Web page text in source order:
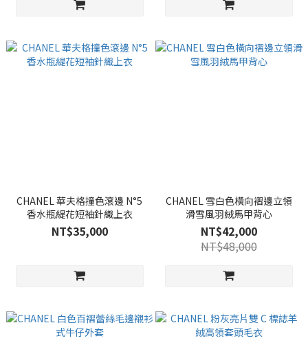
CHANEL 華夫格撞色滾邊 N°5
香水瓶緹花短袖針織上衣
NT$35,000
CHANEL 雪白色橫向褶邊立領
滑雪風羽絨馬甲背心
NT$42,000
NT$48,000